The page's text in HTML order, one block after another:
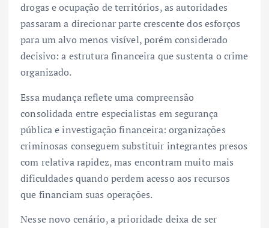
drogas e ocupação de territórios, as autoridades
passaram a direcionar parte crescente dos esforços
para um alvo menos visível, porém considerado
decisivo: a estrutura financeira que sustenta o crime
organizado.
Essa mudança reflete uma compreensão
consolidada entre especialistas em segurança
pública e investigação financeira: organizações
criminosas conseguem substituir integrantes presos
com relativa rapidez, mas encontram muito mais
dificuldades quando perdem acesso aos recursos
que financiam suas operações.
Nesse novo cenário, a prioridade deixa de ser